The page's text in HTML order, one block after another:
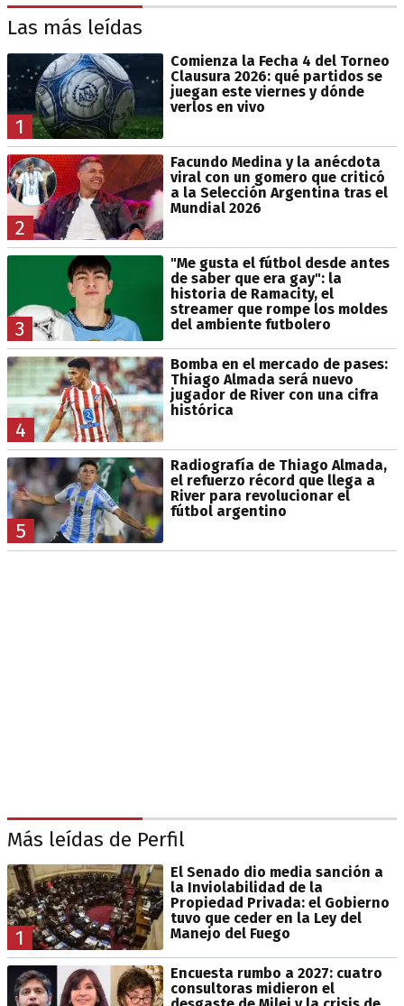
Las más leídas
1
Comienza la Fecha 4 del Torneo
Clausura 2026: qué partidos se
juegan este viernes y dónde
verlos en vivo
2
Facundo Medina y la anécdota
viral con un gomero que criticó
a la Selección Argentina tras el
Mundial 2026
3
"Me gusta el fútbol desde antes
de saber que era gay": la
historia de Ramacity, el
streamer que rompe los moldes
del ambiente futbolero
4
Bomba en el mercado de pases:
Thiago Almada será nuevo
jugador de River con una cifra
histórica
5
Radiografía de Thiago Almada,
el refuerzo récord que llega a
River para revolucionar el
fútbol argentino
Más leídas de Perfil
1
El Senado dio media sanción a
la Inviolabilidad de la
Propiedad Privada: el Gobierno
tuvo que ceder en la Ley del
Manejo del Fuego
Encuesta rumbo a 2027: cuatro
consultoras midieron el